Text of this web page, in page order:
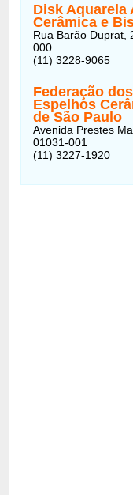
Disk Aquarela
Cerâmica e
Rua Barão Duprat,
000
(11) 3228-9065
Federação
Espelhos
de São Paulo
Avenida Prestes
01031-001
(11) 3227-1920